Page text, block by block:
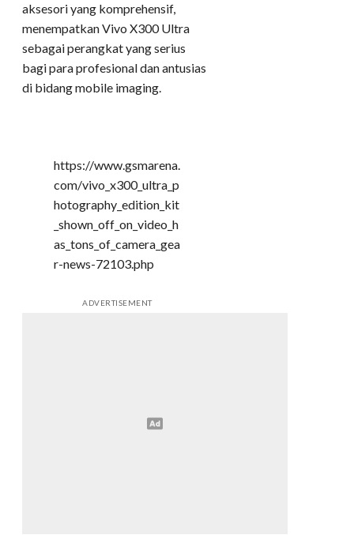
aksesori yang komprehensif,
menempatkan Vivo X300 Ultra
sebagai perangkat yang serius
bagi para profesional dan antusias
di bidang mobile imaging.
https://www.gsmarena.
com/vivo_x300_ultra_p
hotography_edition_kit
_shown_off_on_video_h
as_tons_of_camera_gea
r-news-72103.php
ADVERTISEMENT